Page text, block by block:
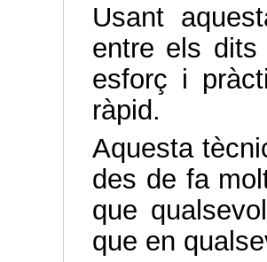
Usant
entre els
esforç i
ràpid.
Aquesta
des de fa
que
que en